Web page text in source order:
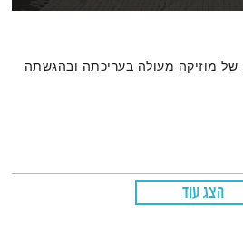
מוזיקה מעולה בעריכתה ובהגשתה
הצג עוד